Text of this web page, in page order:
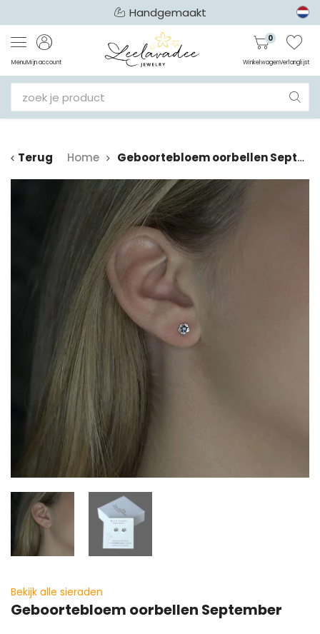
Handgemaakt
MenuMijn account
0
WinkelwagenVerlanglijst
Terug Home Geboortebloem oorbellen September
Bekijk alle sieraden
Geboortebloem oorbellen September